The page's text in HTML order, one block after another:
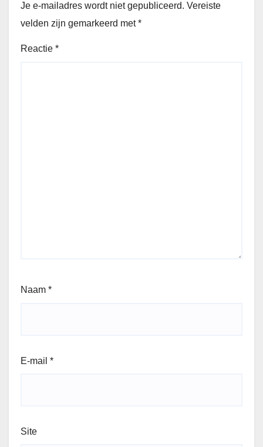
Je e-mailadres wordt niet gepubliceerd. Vereiste
velden zijn gemarkeerd met*
Reactie *
Naam *
E-mail *
Site